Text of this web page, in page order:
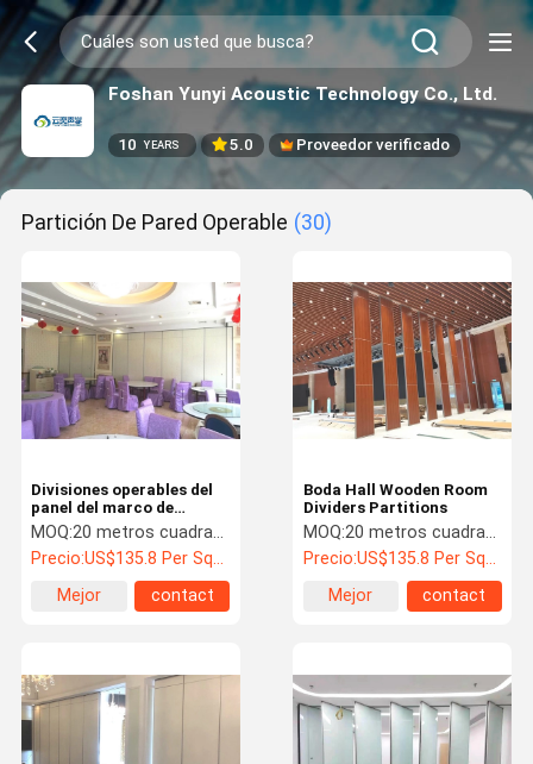
Foshan Yunyi Acoustic Technology Co., Ltd.
10 YEARS 5.0 Proveedor verificado
Partición De Pared Operable (30)
Divisiones operables del
panel del marco de
aluminio
MOQ:20 metros cuadrados
Precio:US$135.8 Per Square Meter
Mejor
contact
Boda Hall Wooden Room
Dividers Partitions
MOQ:20 metros cuadrados
Precio:US$135.8 Per Square Meter
Mejor
contact